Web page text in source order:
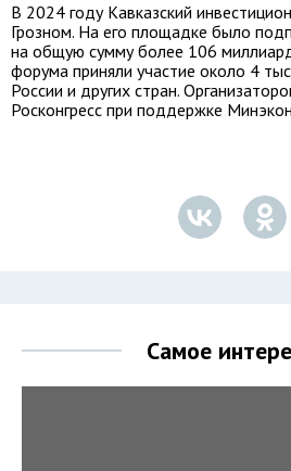
В 2024 году Кавказский
Грозном. На его площадке было
на общую сумму более 106
форума приняли участие около 4
России и других стран.
Росконгресс при поддержке
Самое